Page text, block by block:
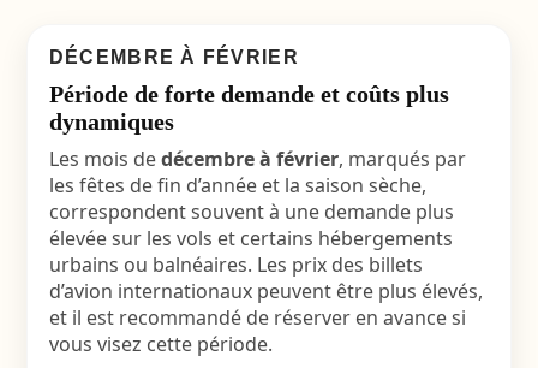
DÉCEMBRE À FÉVRIER
Période de forte demande et coûts plus
dynamiques
Les mois dedécembre à février, marqués par
les fêtes de fin d’année et la saison sèche,
correspondent souvent à une demande plus
élevée sur les vols et certains hébergements
urbains ou balnéaires. Les prix des billets
d’avion internationaux peuvent être plus élevés,
et il est recommandé de réserver en avance si
vous visez cette période.